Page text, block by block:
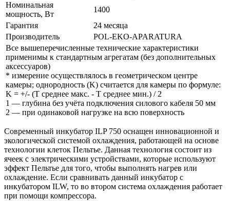
Номинальная
мощность, Вт
1400
Гарантия
24 месяца
Производитель
POL-EKO-APARATURA
Все вышеперечисленные технические характеристики
применимы к стандартным агрегатам (без дополнительных
аксессуаров)
* измерение осуществлялось в геометрическом центре
камеры; однородность (K) считается для камеры по формуле:
K = +/- (T среднее макс. - T среднее мин.) / 2
1 — глубина без учёта подключения силового кабеля 50 мм
2 — при одинаковой нагрузке на всю поверхность
Современный инкубатор ILP 750 оснащен инновационной и
экологической системой охлаждения, работающей на основе
технологии клеток Пельтье. Данная технология состоит из
ячеек с электрическими устройствами, которые используют
эффект Пельтье для того, чтобы выполнять нагрев или
охлаждение. Если сравнивать данный инкубатор с
инкубатором ILW, то во втором система охлаждения работает
при помощи компрессора.